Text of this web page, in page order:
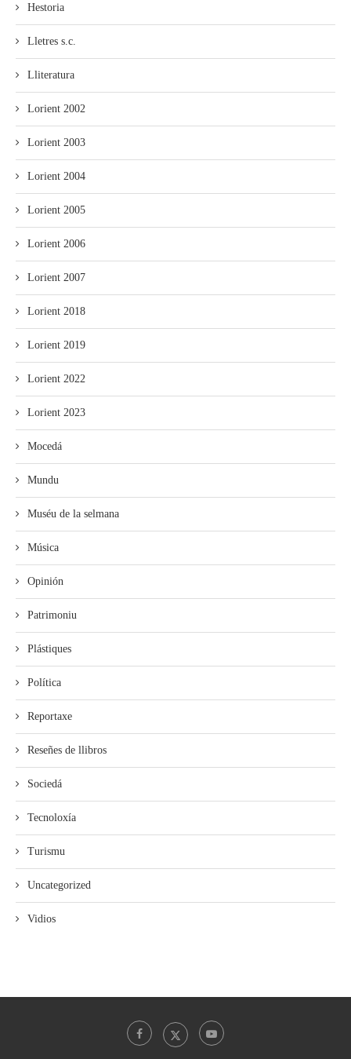
Hestoria
Lletres s.c.
Lliteratura
Lorient 2002
Lorient 2003
Lorient 2004
Lorient 2005
Lorient 2006
Lorient 2007
Lorient 2018
Lorient 2019
Lorient 2022
Lorient 2023
Mocedá
Mundu
Muséu de la selmana
Música
Opinión
Patrimoniu
Plástiques
Política
Reportaxe
Reseñes de llibros
Sociedá
Tecnoloxía
Turismu
Uncategorized
Vidios